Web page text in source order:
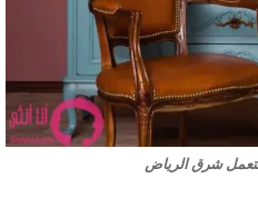
شرق الرياض